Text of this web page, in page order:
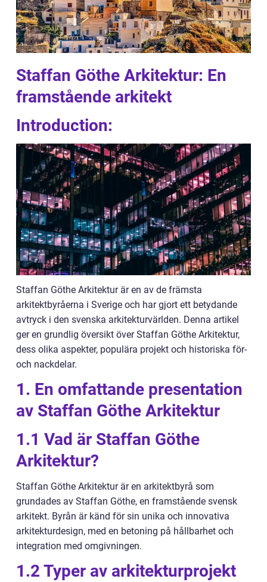
Staffan Göthe Arkitektur: En
framstående arkitekt
Introduction:
Staffan Göthe Arkitektur är en av de främsta
arkitektbyråerna i Sverige och har gjort ett betydande
avtryck i den svenska arkitekturvärlden. Denna artikel
ger en grundlig översikt över Staffan Göthe Arkitektur,
dess olika aspekter, populära projekt och historiska för-
och nackdelar.
1. En omfattande presentation
av Staffan Göthe Arkitektur
1.1 Vad är Staffan Göthe
Arkitektur?
Staffan Göthe Arkitektur är en arkitektbyrå som
grundades av Staffan Göthe, en framstående svensk
arkitekt. Byrån är känd för sin unika och innovativa
arkitekturdesign, med en betoning på hållbarhet och
integration med omgivningen.
1.2 Typer av arkitekturprojekt